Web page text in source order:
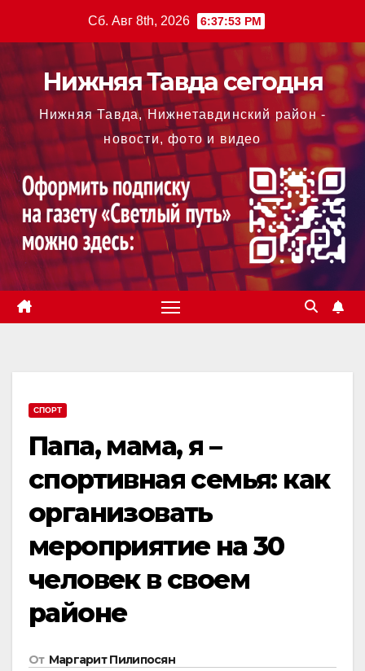
содержимому
Сб. Авг 8th, 2026 6:37:54 PM
Нижняя Тавда сегодня
Нижняя Тавда, Нижнетавдинский район -
новости, фото и видео
СПОРТ
Папа, мама, я –
спортивная семья: как
организовать
мероприятие на 30
человек в своем
районе
От Маргарит Пилипосян